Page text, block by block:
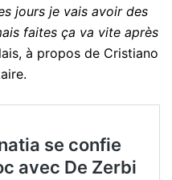
jours je vais avoir des
faites ça va vite après
à propos de Cristiano
se confie
avec De Zerbi